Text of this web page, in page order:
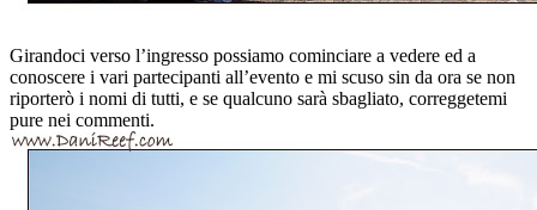
Girandoci verso l’ingresso possiamo cominciare a vedere ed a
conoscere i vari partecipanti all’evento e mi scuso sin da ora se non
riporterò i nomi di tutti, e se qualcuno sarà sbagliato, correggetemi
pure nei commenti.